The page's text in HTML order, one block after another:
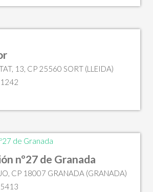
13, CP 25560 SORT (LLEIDA)
nº27 de Granada
CP 18007 GRANADA (GRANADA)